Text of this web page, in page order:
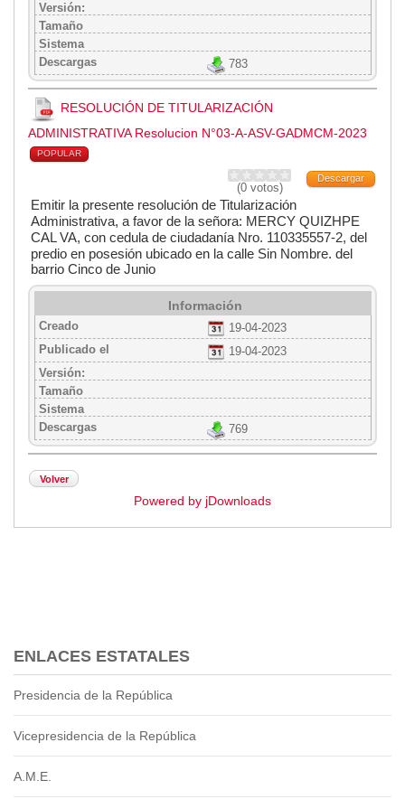
Versión:
Tamaño
Sistema
Descargas
783
RESOLUCIÓN DE TITULARIZACIÓN
ADMINISTRATIVA Resolucion N°03-A-ASV-GADMCM-2023
POPULAR
Descargar
(0 votos)
Emitir la presente resolución de Titularización
Administrativa, a favor de la señora: MERCY QUIZHPE
CAL VA, con cedula de ciudadanía Nro. 110335557-2, del
predio en posesión ubicado en la calle Sin Nombre. del
barrio Cinco de Junio
Información
Creado
19-04-2023
Publicado el
19-04-2023
Versión:
Tamaño
Sistema
Descargas
769
Volver
Powered by jDownloads
ENLACES ESTATALES
Presidencia de la República
Vicepresidencia de la República
A.M.E.